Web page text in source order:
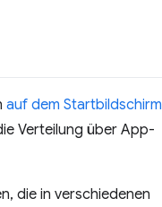
auf dem Startbildschirm
Verteilung über App-
die in verschiedenen